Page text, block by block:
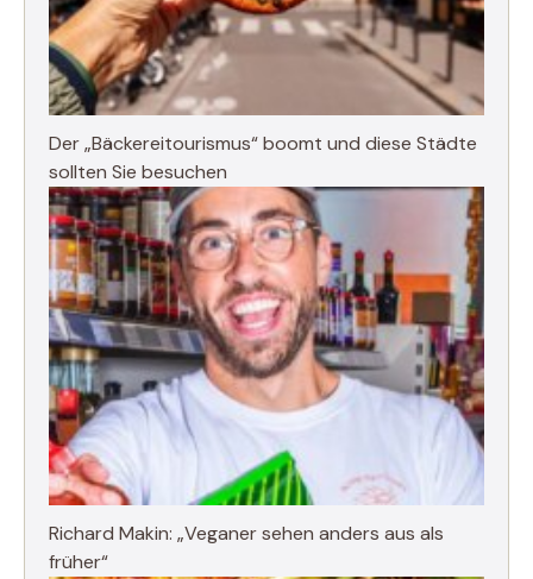
Der „Bäckereitourismus“ boomt und diese Städte
sollten Sie besuchen
Richard Makin: „Veganer sehen anders aus als
früher“